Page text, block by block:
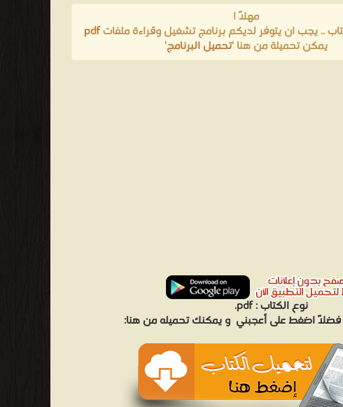
مهلاً !
.. يجب ان يتوفر لديكم برنامج تشغيل وقراءة ملفاتpdf
يمكن تحميلة من هنا 'تحميل البرنامج'
نوع الكتاب :pdf.
فضلاً اضغط على أعجبني و يمكنك تحميله من هنا: